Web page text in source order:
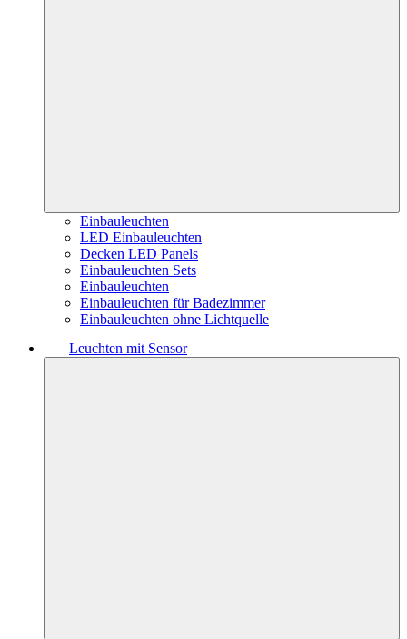
Einbauleuchten
LED Einbauleuchten
Decken LED Panels
Einbauleuchten Sets
Einbauleuchten
Einbauleuchten für Badezimmer
Einbauleuchten ohne Lichtquelle
Leuchten mit Sensor